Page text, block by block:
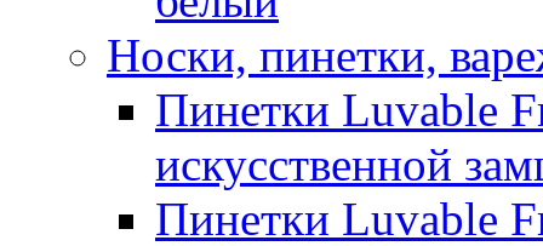
Носки, пинетки,
Пинетки Luvable
искусственной
Пинетки Luvable